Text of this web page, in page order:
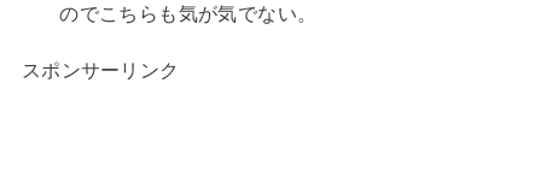
のでこちらも気が気でない。
スポンサーリンク